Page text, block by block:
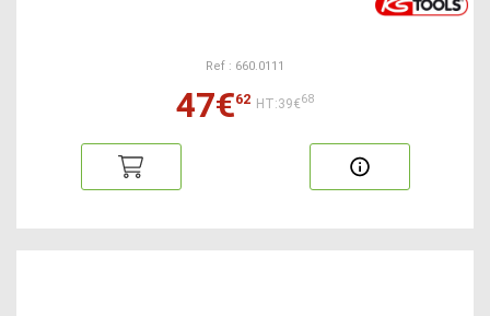
Ref : 660.0111
47€62 HT:39€68